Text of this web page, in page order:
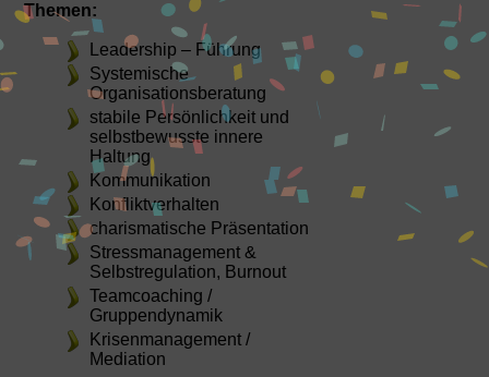
Themen:
Leadership – Führung
Systemische
Organisationsberatung
stabile Persönlichkeit und
selbstbewusste innere
Haltung
Kommunikation
Konfliktverhalten
charismatische Präsentation
Stressmanagement &
Selbstregulation, Burnout
Teamcoaching /
Gruppendynamik
Krisenmanagement /
Mediation